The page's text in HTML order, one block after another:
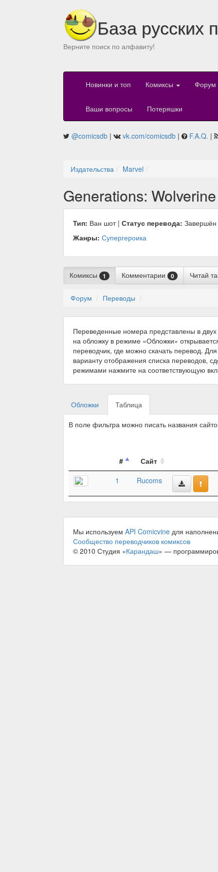
База русских
Верните поиск по алфавиту!
Новинки и топ Комиксы Форум
Ваши вопросы Потеряшки
@comicsdb | vk.com/comicsdb | F.A.Q. |
Издательства Marvel
Generations:
Тип: Ван шот | Статус перевода:
Жанры: Супергероика
Комиксы 1 Комментарии 0 Читай
Форум Переводы
Переведенные номера представлены в
на обложку в режиме «Обложки»
переводчик, где можно скачать перевод.
варианту отображения списка переводов,
режимами нажмите на соответствующую
Обложки Таблица
В поле фильтра можно писать названия
#
Сайт
1
Rucoms
Мы используем API Comicvine для
Сообщество переводчиков комиксов
© 2010 Студия «Карандаш» —